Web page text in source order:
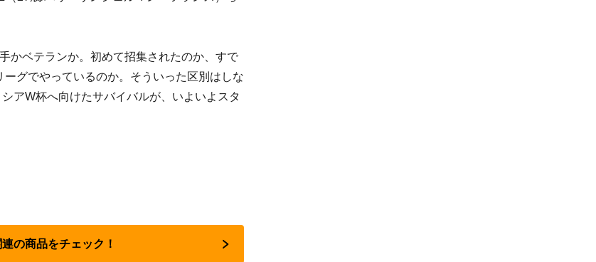
かベテランか。初めて招集されたのか、すで
グでやっているのか。そういった区別はしな
アW杯へ向けたサバイバルが、いよいよスタ
の商品をチェック！